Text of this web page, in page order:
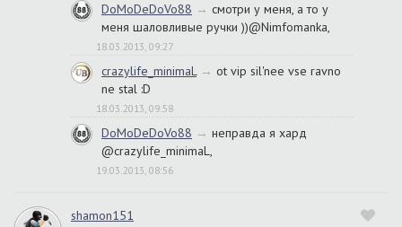
DoMoDeDoVo88 → смотри у меня, а то у
меня шаловливые ручки ))@Nimfomanka,
18.03.2013, 09:27
crazylife_minimaL → ot vip sil'nee vse ravno
ne stal :D
18.03.2013, 09:58
DoMoDeDoVo88 → неправда я хард
@crazylife_minimaL,
19.03.2013, 08:56
shamon151